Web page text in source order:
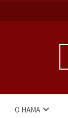
О НАМА